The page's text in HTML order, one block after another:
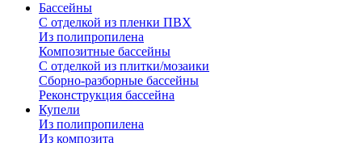
Бассейны
С отделкой из пленки ПВХ
Из полипропилена
Композитные бассейны
С отделкой из плитки/мозаики
Сборно-разборные бассейны
Реконструкция бассейна
Купели
Из полипропилена
Из композита